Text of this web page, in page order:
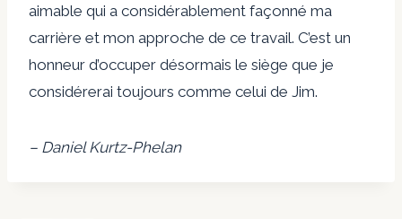
aimable qui a considérablement façonné ma
carrière et mon approche de ce travail. C’est un
honneur d’occuper désormais le siège que je
considérerai toujours comme celui de Jim.
– Daniel Kurtz-Phelan